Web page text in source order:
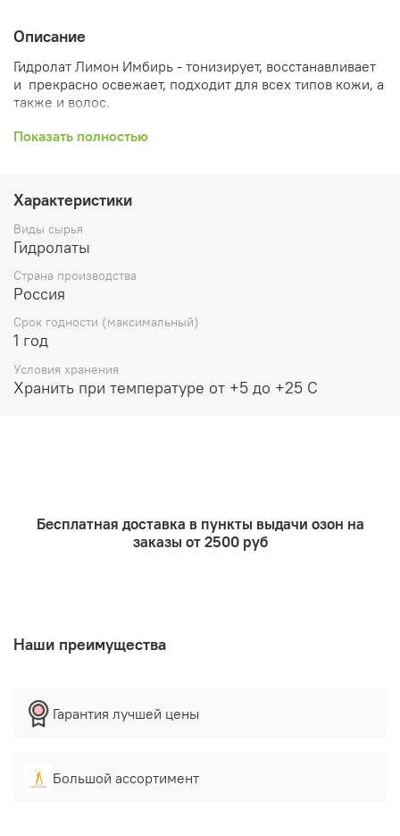
Описание
Гидролат Лимон Имбирь - тонизирует, восстанавливает
и прекрасно освежает, подходит для всех типов кожи, а
также и волос.
Лицо: возвращает жизненную энергию, улучшает цвет
А также успокаивает кожу, снимает воспаления и
Волосы: увлажняет, смягчает, усиливает блеск
осветленных и окрашенных волос.
З ащищает при термической укладки .
Показать полностью
Характеристики
Виды сырья
Гидролаты
Страна производства
Россия
Срок годности (максимальный)
1 год
Условия хранения
Хранить при температуре от +5 до +25 С
Бесплатная доставка в пункты выдачи озон на
заказы от 2500 руб
Наши преимущества
Гарантия лучшей цены
Большой ассортимент